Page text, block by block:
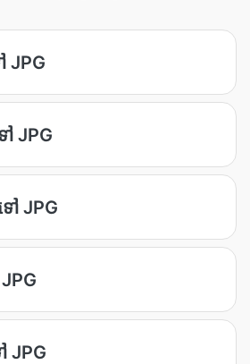
JPG
JPG
ៅ JPG
JPG